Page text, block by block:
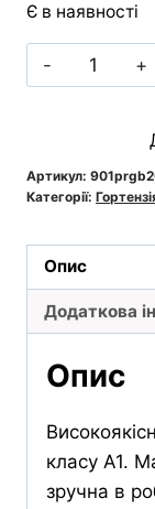
Є в наявності
Гортензія
кількість
Артикул:
Категорії:
Опис
Додаткова
Опис
класу А1.
зручна в